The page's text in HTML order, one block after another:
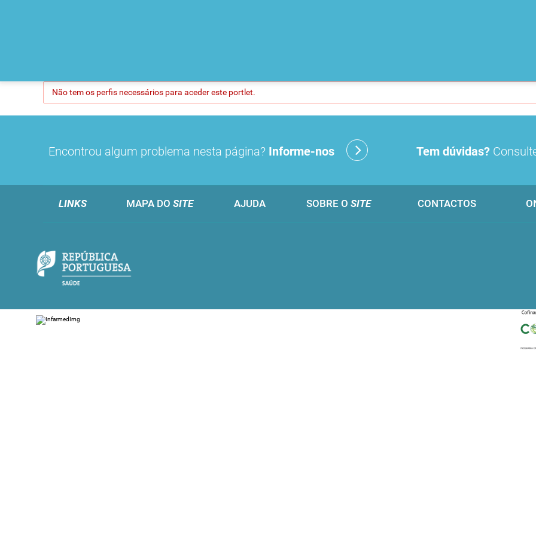
Não tem os perfis necessários para aceder este portlet.
Encontrou algum problema nesta página? Informe-nos Tem dúvidas?
LINKS MAPA DO SITE AJUDA SOBRE O SITE CONTACTOS